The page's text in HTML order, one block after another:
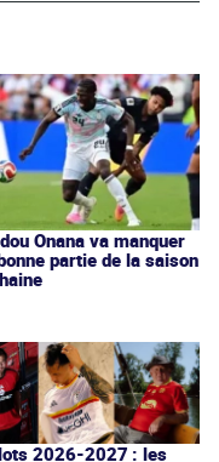
Onana va manquer
partie de la saison
2026-2027 : les